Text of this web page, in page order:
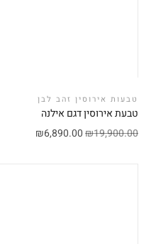
טבעות אירוסין זהב לבן
טבעת אירוסין דגם אילנה
₪19,900.00
₪6,890.00